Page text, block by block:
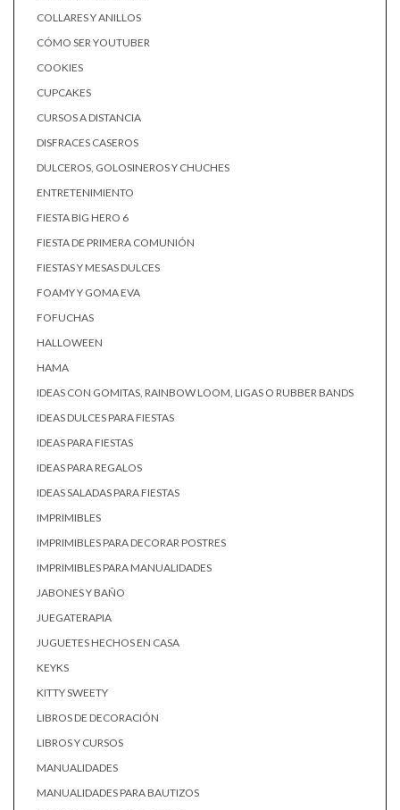
COLLARES Y ANILLOS
CÓMO SER YOUTUBER
COOKIES
CUPCAKES
CURSOS A DISTANCIA
DISFRACES CASEROS
DULCEROS, GOLOSINEROS Y CHUCHES
ENTRETENIMIENTO
FIESTA BIG HERO 6
FIESTA DE PRIMERA COMUNIÓN
FIESTAS Y MESAS DULCES
FOAMY Y GOMA EVA
FOFUCHAS
HALLOWEEN
HAMA
IDEAS CON GOMITAS, RAINBOW LOOM, LIGAS O RUBBER BANDS
IDEAS DULCES PARA FIESTAS
IDEAS PARA FIESTAS
IDEAS PARA REGALOS
IDEAS SALADAS PARA FIESTAS
IMPRIMIBLES
IMPRIMIBLES PARA DECORAR POSTRES
IMPRIMIBLES PARA MANUALIDADES
JABONES Y BAÑO
JUEGATERAPIA
JUGUETES HECHOS EN CASA
KEYKS
KITTY SWEETY
LIBROS DE DECORACIÓN
LIBROS Y CURSOS
MANUALIDADES
MANUALIDADES PARA BAUTIZOS